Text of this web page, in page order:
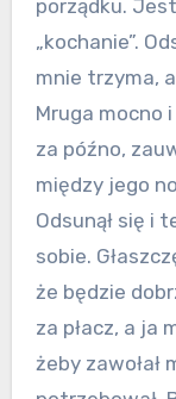
porządku.
„kochanie”.
mnie trzyma,
Mruga mocno
za późno,
między jego
Odsunął się i
sobie.
że będzie
za płacz, a ja
żeby zawołał